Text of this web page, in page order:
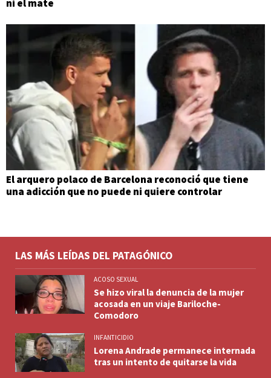
ni el mate
El arquero polaco de Barcelona reconoció que tiene
una adicción que no puede ni quiere controlar
LAS MÁS LEÍDAS DEL PATAGÓNICO
ACOSO SEXUAL
Se hizo viral la denuncia de la mujer
acosada en un viaje Bariloche-
Comodoro
INFANTICIDIO
Lorena Andrade permanece internada
tras un intento de quitarse la vida